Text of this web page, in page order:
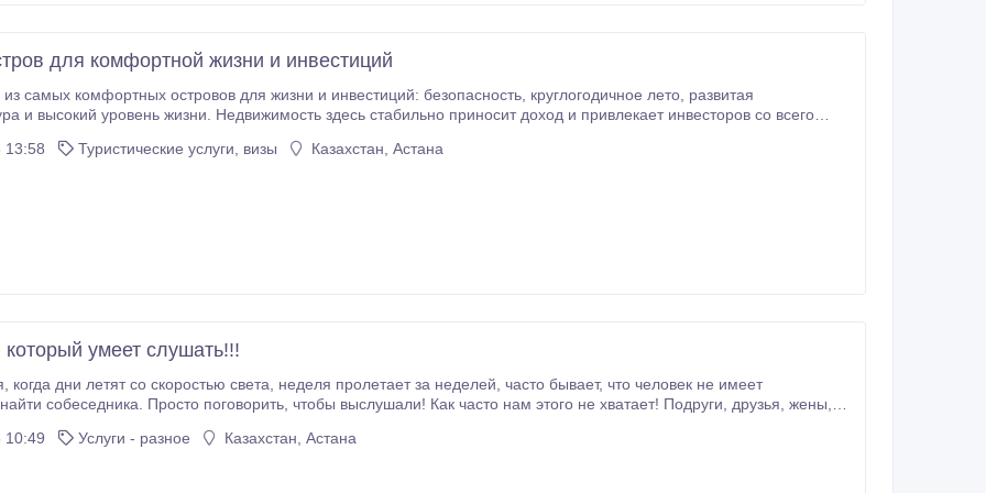
для комфортной жизни и инвестиций
комфортных островов для жизни и инвестиций: безопасность, круглогодичное лето, развитая
и высокий уровень жизни. Недвижимость здесь стабильно приносит доход и привлекает инвесторов со всего
работы на рынке.
13:58 Туристические услуги, визы Казахстан, Астана
который умеет слушать!!!
выслушали! Как часто нам этого не хватает! Подруги, друзья, жены,
10:49
Услуги - разное Казахстан, Астана